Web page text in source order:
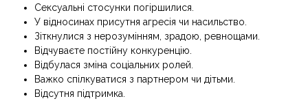
Сексуальні стосунки погіршилися.
У відносинах присутня агресія чи насильство.
Зіткнулися з нерозумінням, зрадою, ревнощами.
Відчуваєте постійну конкуренцію.
Відбулася зміна соціальних ролей.
Важко спілкуватися з партнером чи дітьми.
Відсутня підтримка.